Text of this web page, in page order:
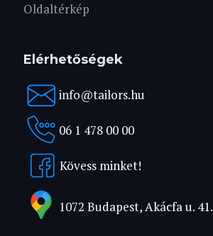
Oldaltérkép
Elérhetőségek
info@tailors.hu
06 1 478 00 00
Kövess minket!
1072 Budapest, Akácfa u. 41.